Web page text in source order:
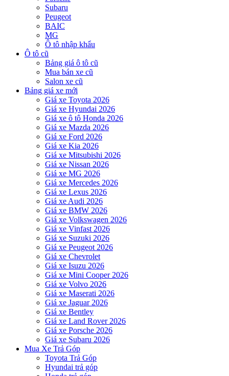
Subaru
Peugeot
BAIC
MG
Ô tô nhập khẩu
Ô tô cũ
Bảng giá ô tô cũ
Mua bán xe cũ
Salon xe cũ
Bảng giá xe mới
Giá xe Toyota 2026
Giá xe Hyundai 2026
Giá xe ô tô Honda 2026
Giá xe Mazda 2026
Giá xe Ford 2026
Giá xe Kia 2026
Giá xe Mitsubishi 2026
Giá xe Nissan 2026
Giá xe MG 2026
Giá xe Mercedes 2026
Giá xe Lexus 2026
Giá xe Audi 2026
Giá xe BMW 2026
Giá xe Volkswagen 2026
Giá xe Vinfast 2026
Giá xe Suzuki 2026
Giá xe Peugeot 2026
Giá xe Chevrolet
Giá xe Isuzu 2026
Giá xe Mini Cooper 2026
Giá xe Volvo 2026
Giá xe Maserati 2026
Giá xe Jaguar 2026
Giá xe Bentley
Giá xe Land Rover 2026
Giá xe Porsche 2026
Giá xe Subaru 2026
Mua Xe Trả Góp
Toyota Trả Góp
Hyundai trả góp